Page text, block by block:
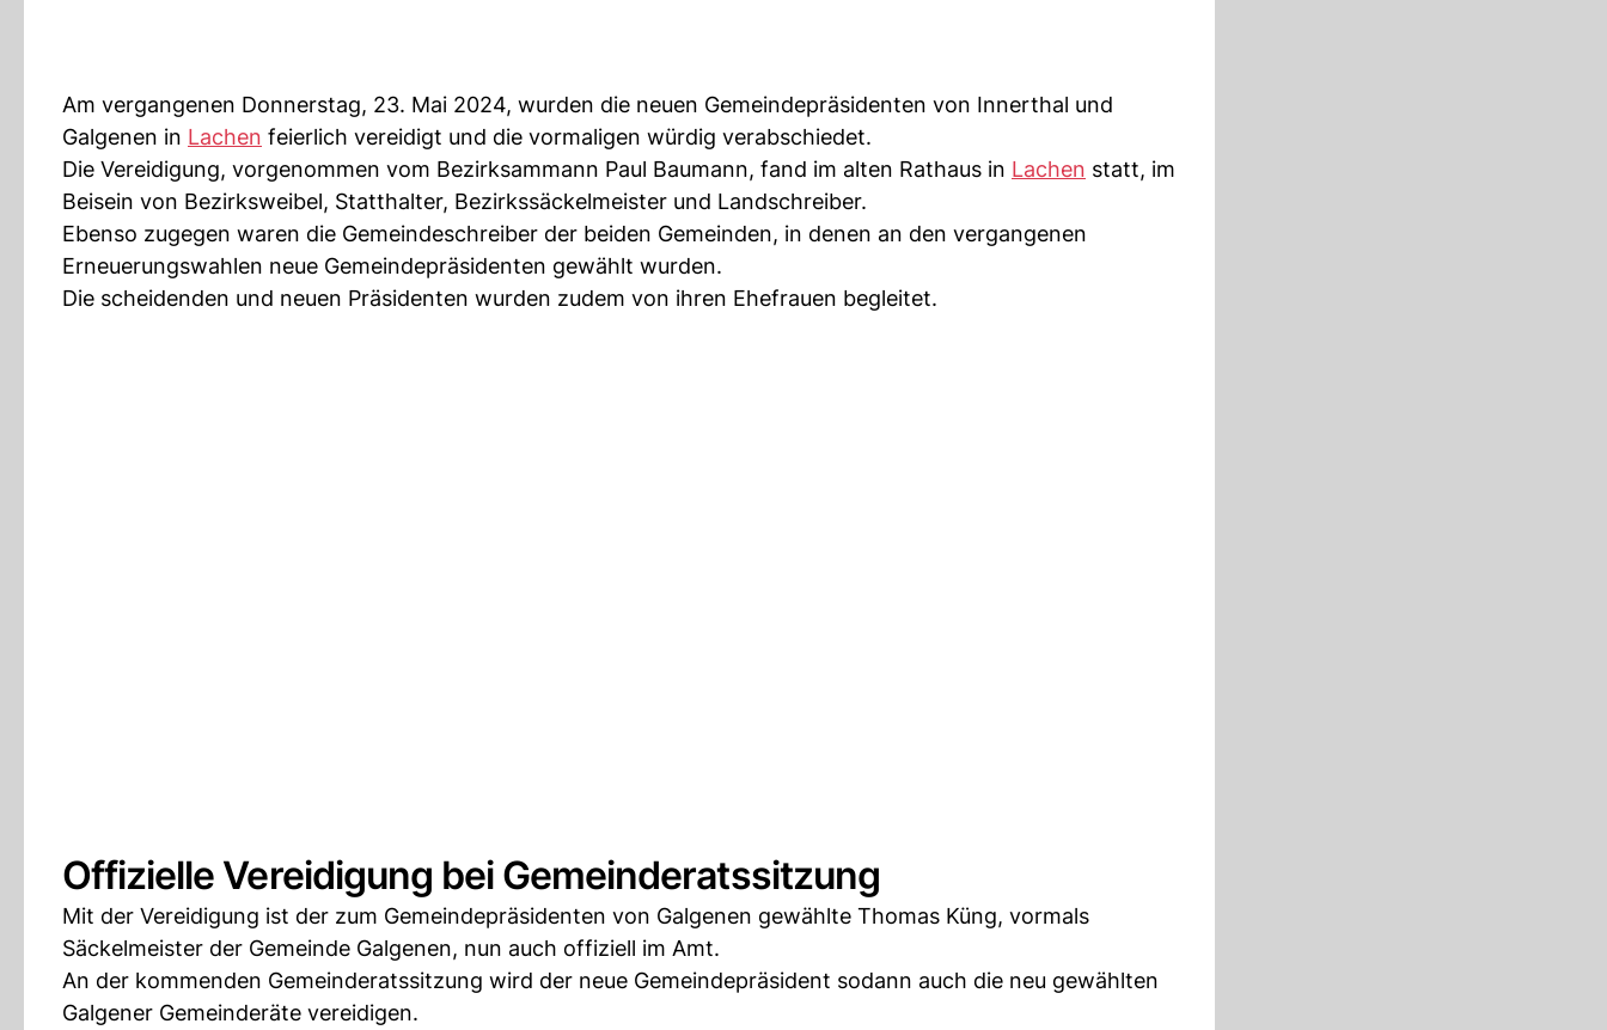
Am vergangenen Donnerstag, 23. Mai 2024, wurden die neuen Gemeindepräsidenten von Innerthal und
Galgenen in Lachen feierlich vereidigt und die vormaligen würdig verabschiedet.
Die Vereidigung, vorgenommen vom Bezirksammann Paul Baumann, fand im alten Rathaus in Lachen statt, im
Beisein von Bezirksweibel, Statthalter, Bezirkssäckelmeister und Landschreiber.
Ebenso zugegen waren die Gemeindeschreiber der beiden Gemeinden, in denen an den vergangenen
Erneuerungswahlen neue Gemeindepräsidenten gewählt wurden.
Die scheidenden und neuen Präsidenten wurden zudem von ihren Ehefrauen begleitet.
Offizielle Vereidigung bei Gemeinderatssitzung
Mit der Vereidigung ist der zum Gemeindepräsidenten von Galgenen gewählte Thomas Küng, vormals
Säckelmeister der Gemeinde Galgenen, nun auch offiziell im Amt.
An der kommenden Gemeinderatssitzung wird der neue Gemeindepräsident sodann auch die neu gewählten
Galgener Gemeinderäte vereidigen.